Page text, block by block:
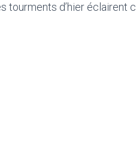
d’hier éclairent